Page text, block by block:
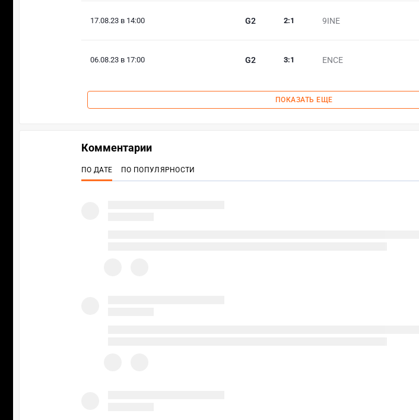
17.08.23 в 14:00 G2 9INE
2:1
06.08.23 в 17:00 G2 ENCE
3:1
ПОКАЗАТЬ ЕЩЕ
Комментарии
ПО ДАТЕ ПО ПОПУЛЯРНОСТИ